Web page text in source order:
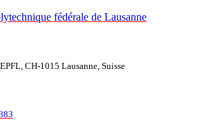
CH-1015 Lausanne, Suisse